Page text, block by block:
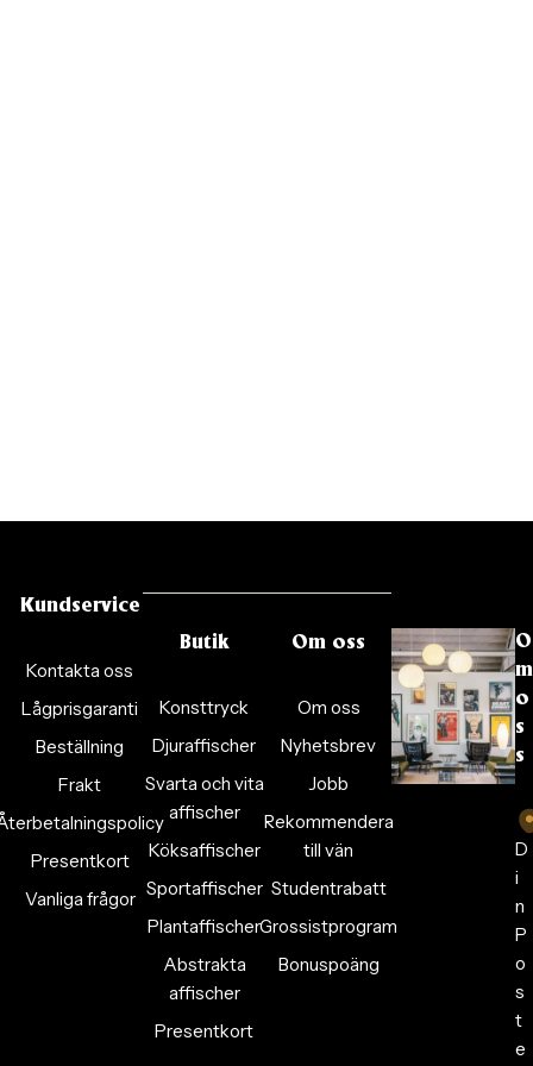
Kundservice
Kontakta oss
Lågprisgaranti
Beställning
Frakt
Presentkort
Vanliga frågor
Butik
Konsttryck
Djuraffischer
Svarta och vita
affischer
Köksaffischer
Sportaffischer
Plantaffischer
Abstrakta
affischer
Presentkort
Om oss
Om oss
Nyhetsbrev
Jobb
Rekommendera
till vän
Studentrabatt
Grossistprogram
Bonuspoäng
O
m
o
s
s
D
i
n
P
o
s
t
e